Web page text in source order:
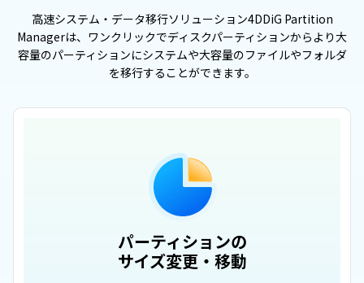
高速システム・データ移行ソリューション4DDiG Partition
Managerは、ワンクリックでディスクパーティションからより大
容量のパーティションにシステムや大容量のファイルやフォルダ
を移行することができます。
パーティションの
サイズ変更・移動